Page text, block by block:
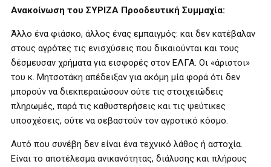
Ανακοίνωση του ΣΥΡΙΖΑ Προοδευτική Συμμαχία:
Άλλο ένα φιάσκο, άλλος ένας εμπαιγμός: και δεν κατέβαλαν
στους αγρότες τις ενισχύσεις που δικαιούνται και τους
δέσμευσαν χρήματα για εισφορές στον ΕΛΓΑ. Οι «άριστοι»
του κ. Μητσοτάκη απέδειξαν για ακόμη μία φορά ότι δεν
μπορούν να διεκπεραιώσουν ούτε τις στοιχειώδεις
πληρωμές, παρά τις καθυστερήσεις και τις ψεύτικες
υποσχέσεις, ούτε να σεβαστούν τον αγροτικό κόσμο.
Αυτό που συνέβη δεν είναι ένα τεχνικό λάθος ή αστοχία.
Είναι το αποτέλεσμα ανικανότητας, διάλυσης και πλήρους